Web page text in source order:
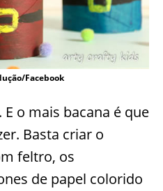
Facebook
o mais bacana é que
Basta criar o
feltro, os
de papel colorido